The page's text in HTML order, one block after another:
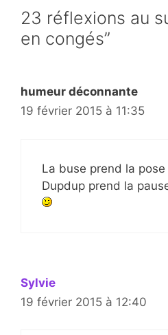
23 réflexions au
en congés”
humeur déconnante
19 février 2015 à 11:35
La buse prend la pose
Dupdup prend la
Sylvie
19 février 2015 à 12:40